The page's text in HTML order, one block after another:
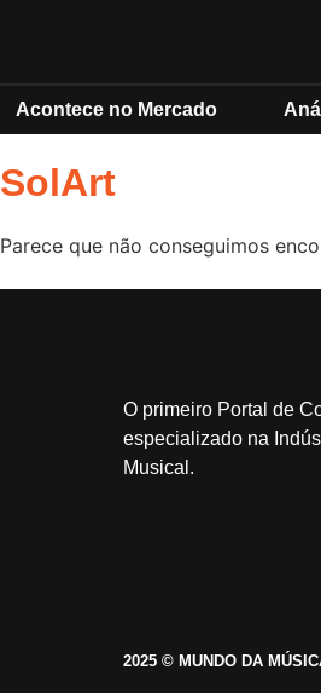
Acontece no Mercado
SolArt
Parece que não conseguimos
O primeiro Portal de
especializado na
Musical.
2025 © MUNDO DA